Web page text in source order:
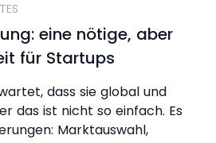
eine nötige, aber
für Startups
dass sie global und
das ist nicht so einfach. Es
Marktauswahl,